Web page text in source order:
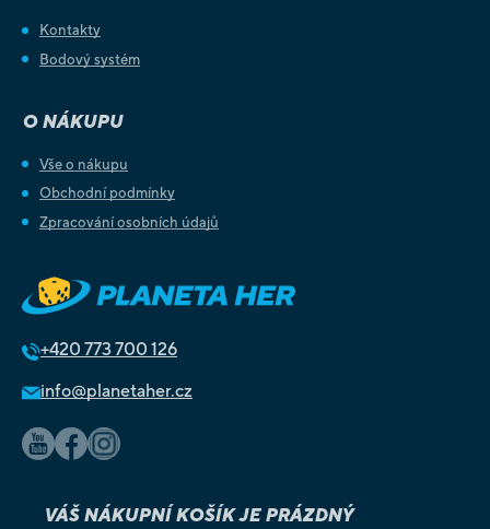
Kontakty
Bodový systém
O NÁKUPU
Vše o nákupu
Obchodní podmínky
Zpracování osobních údajů
+420 773 700 126
info@planetaher.cz
VÁŠ NÁKUPNÍ KOŠÍK JE PRÁZDNÝ